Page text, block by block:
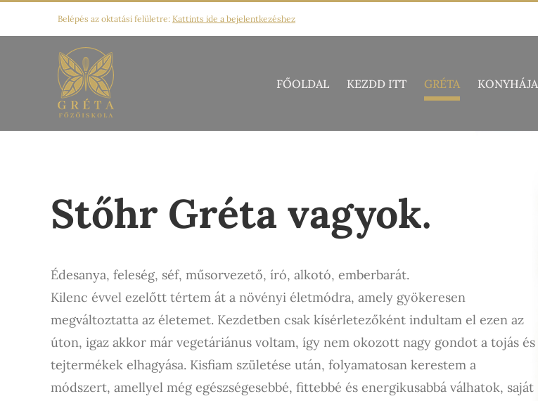
Belépés az oktatási felületre: Kattints ide a bejelentkezéshez
FŐOLDAL KEZDD ITT GRÉTA KONYHÁJA
Stőhr Gréta vagyok.
Édesanya, feleség, séf, műsorvezető, író, alkotó, emberbarát.
Kilenc évvel ezelőtt tértem át a növényi életmódra, amely gyökeresen
megváltoztatta az életemet. Kezdetben csak kísérletezőként indultam el ezen az
úton, igaz akkor már vegetáriánus voltam, így nem okozott nagy gondot a tojás és
tejtermékek elhagyása. Kisfiam születése után, folyamatosan kerestem a
módszert, amellyel még egészségesebbé, fittebbé és energikusabbá válhatok, saját